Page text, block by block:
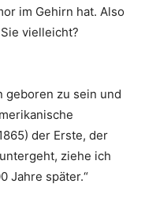
im Gehirn hat. Also
­vielleicht?
geboren zu sein und
der Erste, der
ziehe ich
Jahre später.“